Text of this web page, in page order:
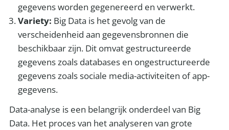
gegevens worden gegenereerd en verwerkt.
Variety: Big Data is het gevolg van de
verscheidenheid aan gegevensbronnen die
beschikbaar zijn. Dit omvat gestructureerde
gegevens zoals databases en ongestructureerde
gegevens zoals sociale media-activiteiten of app-
gegevens.
Data-analyse is een belangrijk onderdeel van Big
Data. Het proces van het analyseren van grote